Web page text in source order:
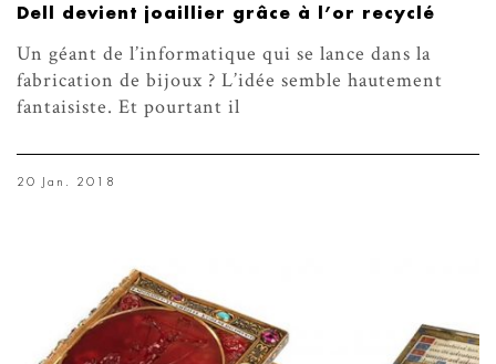
Dell devient joaillier grâce à l’or recyclé
Un géant de l’informatique qui se lance dans la
fabrication de bijoux ? L’idée semble hautement
fantaisiste. Et pourtant il
20 Jan. 2018